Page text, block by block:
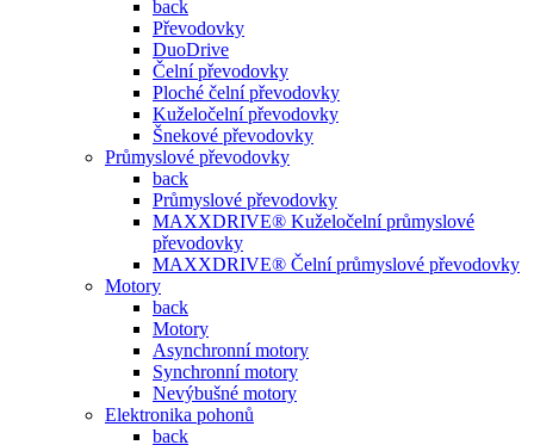
back
Převodovky
DuoDrive
Čelní převodovky
Ploché čelní převodovky
Kuželočelní převodovky
Šnekové převodovky
Průmyslové převodovky
back
Průmyslové převodovky
MAXXDRIVE® Kuželočelní průmyslové
převodovky
MAXXDRIVE® Čelní průmyslové převodovky
Motory
back
Motory
Asynchronní motory
Synchronní motory
Nevýbušné motory
Elektronika pohonů
back